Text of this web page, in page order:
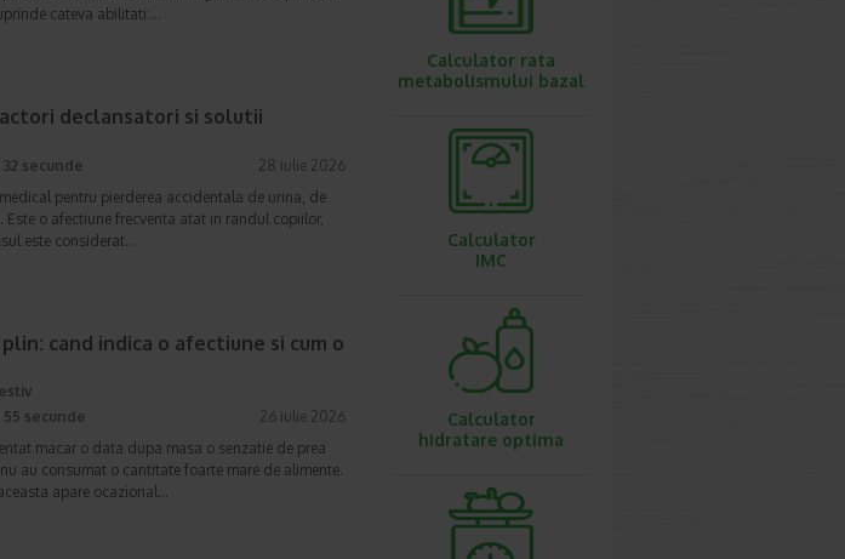
cateva abilitati:…
declansatori si solutii
secunde
28 iulie 2026
pentru pierderea accidentala de urina, de
Este o afectiune frecventa atat in randul copiilor,
este considerat…
cand indica o afectiune si cum o
secunde
26 iulie 2026
macar o data dupa masa o senzatie de prea
au consumat o cantitate foarte mare de alimente.
apare ocazional…
Calculator rata
metabolismului bazal
Calculator
IMC
Calculator
hidratare optima